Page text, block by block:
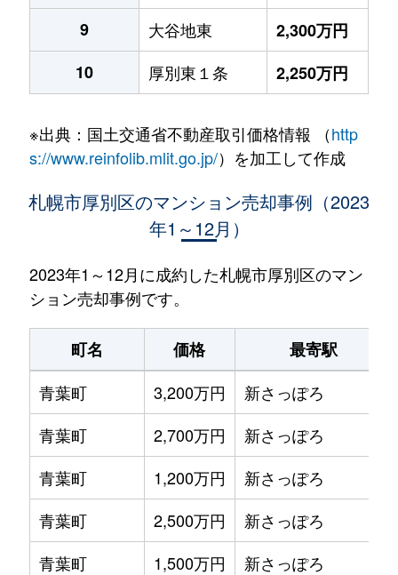
9
大谷地東
2,300万円
10
厚別東１条 2,250万円
※出典：国土交通省不動産取引価格情報 （http
s://www.reinfolib.mlit.go.jp/）を加工して作成
札幌市厚別区のマンション売却事例（2023
年1～12月）
2023年1～12月に成約した札幌市厚別区のマン
ション売却事例です。
町名 価格
最寄駅
青葉町
3,200万円
新さっぽろ
青葉町
2,700万円
新さっぽろ
青葉町
1,200万円
新さっぽろ
青葉町
2,500万円
新さっぽろ
青葉町
1,500万円
新さっぽろ